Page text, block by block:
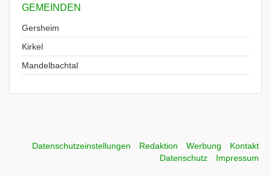
GEMEINDEN
Gersheim
Kirkel
Mandelbachtal
Datenschutzeinstellungen Redaktion Werbung
Kontakt
Datenschutz
Impressum